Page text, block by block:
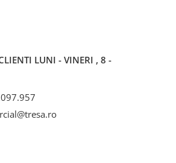
LUNI - VINERI , 8 -